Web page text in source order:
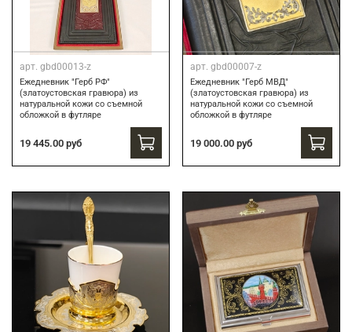
арт. gbd00013-z
Ежедневник "Герб РФ"
(златоустовская гравюра) из
натуральной кожи со съемной
обложкой в футляре
19 445.00 руб
арт. gbd00007-z
Ежедневник "Герб МВД"
(златоустовская гравюра) из
натуральной кожи со съемной
обложкой в футляре
19 000.00 руб